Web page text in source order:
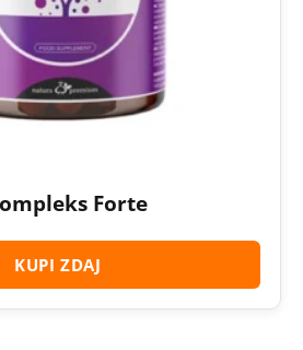
Forte
KUPI ZDAJ